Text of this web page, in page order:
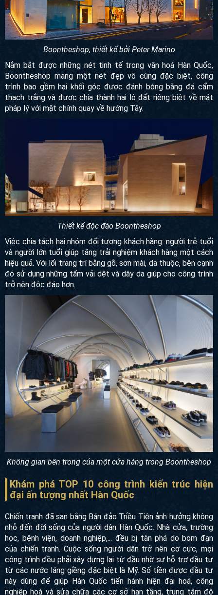
Boontheshop, thiết kế bởi Peter Marino
Nắm bắt được những nét tinh tế trong văn hoá Hàn Quốc,
Boontheshop mang một nét đẹp vô cùng đặc biệt,công trình
bao gồm hai khối góc được đánh bóng bằng đá cẩm thạch
trắng và được chia thành hai lô đất riêng biệt về mặt pháp lý
Thiết kế độc đáo Boontheshop
Việcchia tách hai nhóm đối tượng khách hàng: người trẻ
tuổi và người lớn tuổi giúp tăng trải nghiệm khách hàng một
cách hiệu quả. Với lối trang trí bằng gỗ, sơn mài, da thuộc,
bên cạnh đó sử dụng những tấm vải dệt và dây da giúp cho
công trình trở nên độc đáo hơn.
Khám phá TOP 10 công trình kiến trúc hiện
Chiến tranh đã san bằng Bán đảo Triều Tiên ảnh hưởng
không nhỏ đến đời sống của người dân Hàn Quốc. Nhà
cửa, trường học, bệnh viện, doanh nghiệp,... đều bị tàn phá
do bom đạn của chiến tranh. Cuộc sống người dân trở nên
cơ cực, mọi công trình đều phải xây dựng lại từ đầu nhờ sự
hỗ trợ đầu tư từ các nước láng giềng đặc biệt là Mỹ. Số tiền
được đầu tư này dùng để giúp Hàn Quốc tiến hành hiện đại